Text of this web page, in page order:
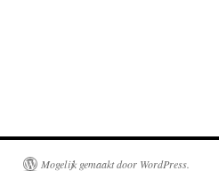
Mogelijk gemaakt door WordPress.